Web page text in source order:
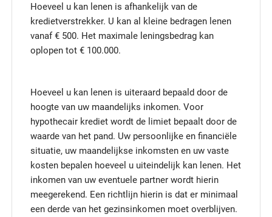
Hoeveel u kan lenen is afhankelijk van de
kredietverstrekker. U kan al kleine bedragen lenen
vanaf € 500. Het maximale leningsbedrag kan
oplopen tot € 100.000.
Hoeveel u kan lenen is uiteraard bepaald door de
hoogte van uw maandelijks inkomen. Voor
hypothecair krediet wordt de limiet bepaalt door de
waarde van het pand. Uw persoonlijke en financiële
situatie, uw maandelijkse inkomsten en uw vaste
kosten bepalen hoeveel u uiteindelijk kan lenen. Het
inkomen van uw eventuele partner wordt hierin
meegerekend. Een richtlijn hierin is dat er minimaal
een derde van het gezinsinkomen moet overblijven.